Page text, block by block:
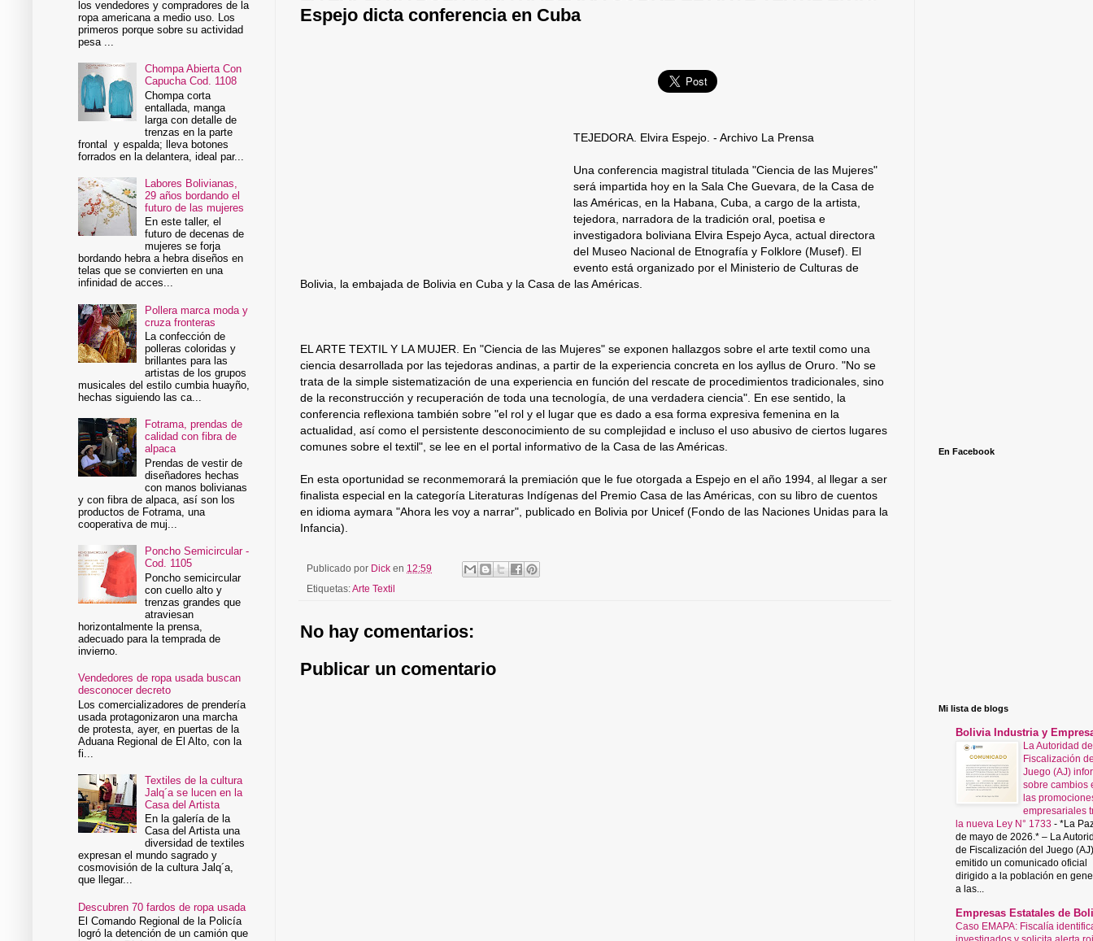
Espejo dicta conferencia en Cuba
TEJEDORA. Elvira Espejo. - Archivo La Prensa
Una conferencia magistral titulada "Ciencia de las Mujeres"
será impartida hoy en la Sala Che Guevara, de la Casa de
las Américas, en la Habana, Cuba, a cargo de la artista,
tejedora, narradora de la tradición oral, poetisa e
investigadora boliviana Elvira Espejo Ayca, actual directora
del Museo Nacional de Etnografía y Folklore (Musef). El
evento está organizado por el Ministerio de Culturas de
Bolivia, la embajada de Bolivia en Cuba y la Casa de las Américas.
EL ARTE TEXTIL Y LA MUJER. En "Ciencia de las Mujeres" se exponen hallazgos sobre el arte textil como una
ciencia desarrollada por las tejedoras andinas, a partir de la experiencia concreta en los ayllus de Oruro. "No se
trata de la simple sistematización de una experiencia en función del rescate de procedimientos tradicionales, sino
de la reconstrucción y recuperación de toda una tecnología, de una verdadera ciencia". En ese sentido, la
conferencia reflexiona también sobre "el rol y el lugar que es dado a esa forma expresiva femenina en la
actualidad, así como el persistente desconocimiento de su complejidad e incluso el uso abusivo de ciertos lugares
comunes sobre el textil", se lee en el portal informativo de la Casa de las Américas.
En esta oportunidad se reconmemorará la premiación que le fue otorgada a Espejo en el año 1994, al llegar a ser
finalista especial en la categoría Literaturas Indígenas del Premio Casa de las Américas, con su libro de cuentos
en idioma aymara "Ahora les voy a narrar", publicado en Bolivia por Unicef (Fondo de las Naciones Unidas para la
Infancia).
Publicado por Dick en 12:59
Etiquetas:Arte Textil
No hay comentarios:
Publicar un comentario
los vendedores y compradores de la
ropa americana a medio uso. Los
primeros porque sobre su actividad
pesa ...
Chompa Abierta Con
Capucha Cod. 1108
Chompa corta
entallada, manga
larga con detalle de
trenzas en la parte
frontal y espalda; lleva botones
forrados en la delantera, ideal par...
Labores Bolivianas,
29 años bordando el
futuro de las mujeres
En este taller, el
futuro de decenas de
mujeres se forja
bordando hebra a hebra diseños en
telas que se convierten en una
infinidad de acces...
Pollera marca moda y
cruza fronteras
La confección de
polleras coloridas y
brillantes para las
artistas de los grupos
musicales del estilo cumbia huayño,
hechas siguiendo las ca...
Fotrama, prendas de
calidad con fibra de
alpaca
Prendas de vestir de
diseñadores hechas
con manos bolivianas
y con fibra de alpaca, así son los
productos de Fotrama, una
cooperativa de muj...
Poncho Semicircular -
Cod. 1105
Poncho semicircular
con cuello alto y
trenzas grandes que
atraviesan
horizontalmente la prensa,
adecuado para la temprada de
invierno.
Vendedores de ropa usada buscan
desconocer decreto
Los comercializadores de prendería
usada protagonizaron una marcha
de protesta, ayer, en puertas de la
Aduana Regional de El Alto, con la
fi...
Textiles de la cultura
Jalq´a se lucen en la
Casa del Artista
En la galería de la
Casa del Artista una
diversidad de textiles
expresan el mundo sagrado y
cosmovisión de la cultura Jalq´a,
que llegar...
Descubren 70 fardos de ropa usada
El Comando Regional de la Policía
logró la detención de un camión que
En Facebook
Mi lista de blogs
Bolivia Industria y
La Autoridad de
Fiscalización
Juego (AJ)
sobre cambios
las
empresariales
la nueva Ley N° 1733 - *La
de mayo de 2026.* – La
de Fiscalización del Juego
emitido un comunicado oficial
dirigido a la población en
a las...
Empresas Estatales de
Caso EMAPA: Fiscalía